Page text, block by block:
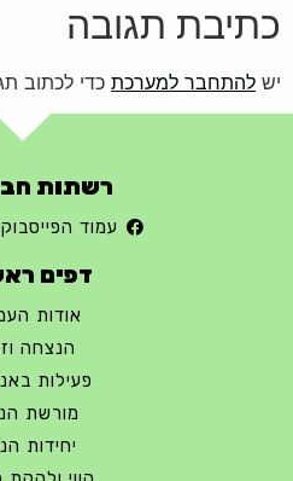
כתיבת תגובה
יש להתחבר למערכת כדי לכתוב
רשתות
עמוד
דפים
אודות
הנצחה
פעילות
מורשת
יחידות